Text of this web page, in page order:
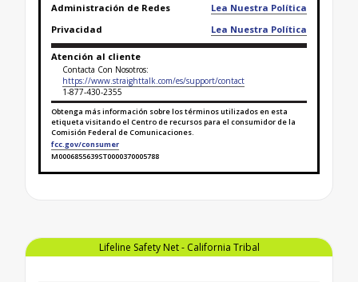
Administración de Redes
Lea Nuestra Política
Privacidad
Lea Nuestra Política
Atención al cliente
Contacta Con Nosotros:
https://www.straighttalk.com/es/support/contact
1-877-430-2355
Obtenga más información sobre los términos utilizados en esta
etiqueta visitando el Centro de recursos para el consumidor de la
Comisión Federal de Comunicaciones.
fcc.gov/consumer
M0006855639ST0000370005788
Finaliza la etiqueta de datos sobre banda ancha
Lifeline Safety Net - California Tribal